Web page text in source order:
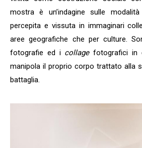
mostra è un’indagine sulle
percepita e vissuta in immaginari
aree geografiche che per culture.
fotografie ed i collagefotografici in
manipola il proprio corpo trattato alla
battaglia.